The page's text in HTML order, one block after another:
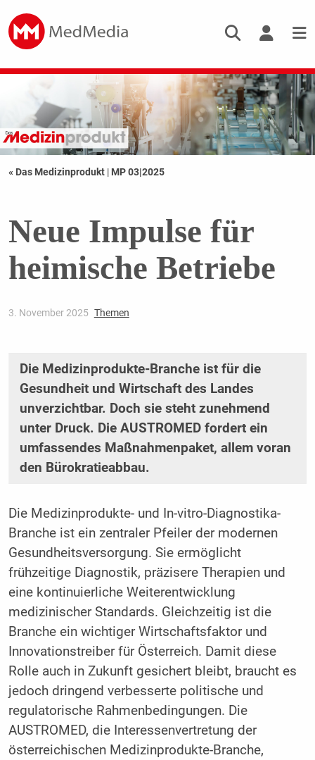
« Das Medizinprodukt | MP 03|2025
Neue Impulse für
heimische Betriebe
3. November 2025 Themen
Die Medizinprodukte-Branche ist für die
Gesundheit und Wirtschaft des Landes
unverzichtbar. Doch sie steht zunehmend
unter Druck. Die AUSTROMED fordert ein
umfassendes Maßnahmenpaket, allem voran
den Bürokratieabbau.
Die Medizinprodukte- und In-vitro-Diagnostika-
Branche ist ein zentraler Pfeiler der modernen
Gesundheitsversorgung. Sie ermöglicht
frühzeitige Diagnostik, präzisere Therapien und
eine kontinuierliche Weiterentwicklung
medizinischer Standards. Gleichzeitig ist die
Branche ein wichtiger Wirtschaftsfaktor und
Innovationstreiber für Österreich. Damit diese
Rolle auch in Zukunft gesichert bleibt, braucht es
jedoch dringend verbesserte politische und
regulatorische Rahmenbedingungen. Die
AUSTROMED, die Interessenvertretung der
österreichischen Medizinprodukte-Branche,